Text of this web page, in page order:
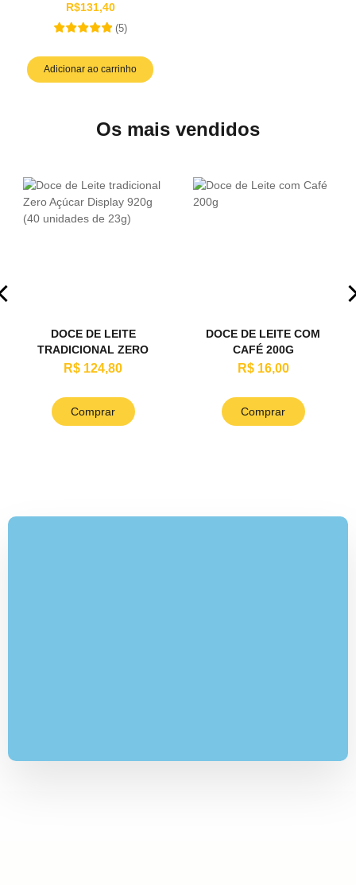
R$131,40
(5)
Adicionar ao carrinho
Os mais vendidos
DOCE DE LEITE
TRADICIONAL ZERO
AÇÚCAR DISPLAY 920G
R$ 124,80
Comprar
DOCE DE LEITE COM
CAFÉ 200G
R$ 16,00
Comprar